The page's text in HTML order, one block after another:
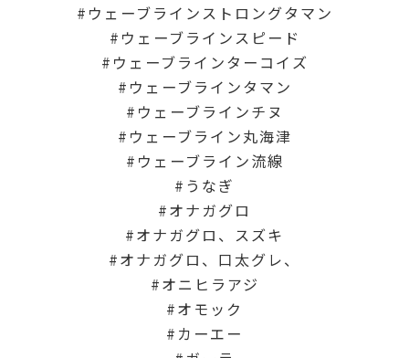
ウェーブラインストロングタマン
ウェーブラインスピード
ウェーブラインターコイズ
ウェーブラインタマン
ウェーブラインチヌ
ウェーブライン丸海津
ウェーブライン流線
うなぎ
オナガグロ
オナガグロ、スズキ
オナガグロ、口太グレ、
オニヒラアジ
オモック
カーエー